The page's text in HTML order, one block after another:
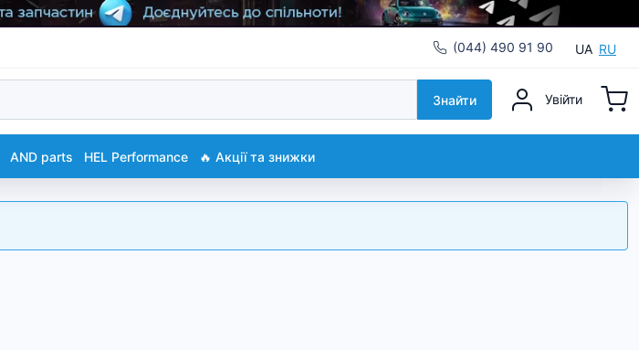
(044) 490 91 90 UA RU
Знайти Увійти
AND parts HEL Performance 🔥 Акції та знижки